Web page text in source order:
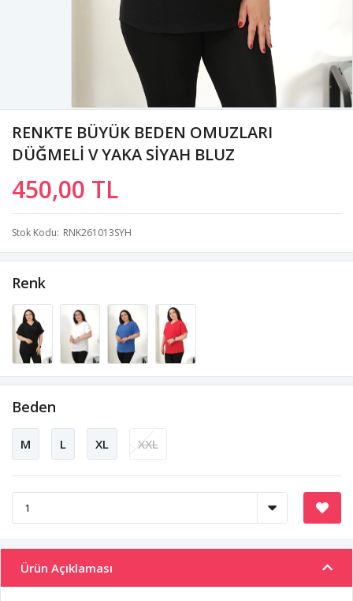
RENKTE BÜYÜK BEDEN OMUZLARI
DÜĞMELİ V YAKA SİYAH BLUZ
450,00 TL
Stok Kodu RNK261013SYH
Renk
Beden
M L XL XXL
Ürün Açıklaması